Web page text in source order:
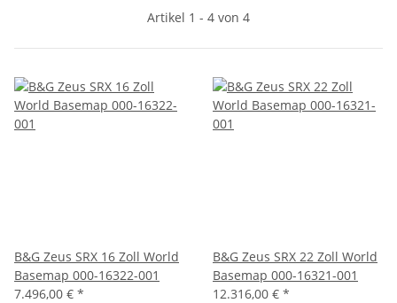
Artikel 1 - 4 von 4
B&G Zeus SRX 16 Zoll World
Basemap 000-16322-001
7.496,00 € *
B&G Zeus SRX 22 Zoll World
Basemap 000-16321-001
12.316,00 € *